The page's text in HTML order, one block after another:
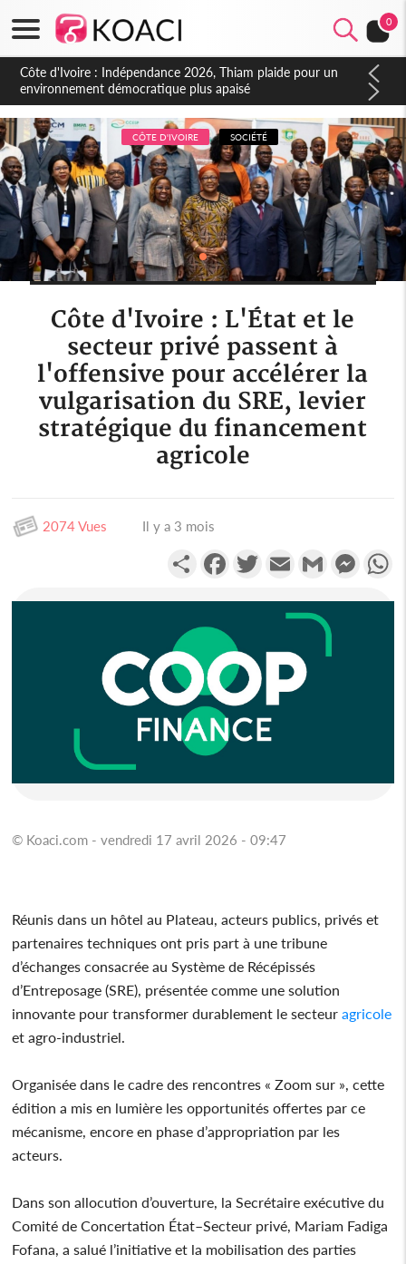
0
Côte d'Ivoire : Concours INFAS 2026, les convocations
seront disponibles à compter du samedi
CÔTE D'IVOIRE SOCIÉTÉ
Côte d'Ivoire : L'État et le
secteur privé passent à
l'offensive pour accélérer la
vulgarisation du SRE, levier
stratégique du financement
agricole
2074 Vues Il y a 3 mois
PartagerFacebookTwitterEmail Gmail
© Koaci.com - vendredi 17 avril 2026 - 09:47
Réunis dans un hôtel au Plateau, acteurs publics, privés et
partenaires techniques ont pris part à une tribune
d’échanges consacrée au Système de Récépissés
d’Entreposage (SRE), présentée comme une solution
innovante pour transformer durablement le secteur agricole
et agro-industriel.
Organisée dans le cadre des rencontres « Zoom sur », cette
édition a mis en lumière les opportunités offertes par ce
mécanisme, encore en phase d’appropriation par les
acteurs.
Dans son allocution d’ouverture, la Secrétaire exécutive du
Comité de Concertation État–Secteur privé, Mariam Fadiga
Fofana, a salué l’initiative et la mobilisation des parties